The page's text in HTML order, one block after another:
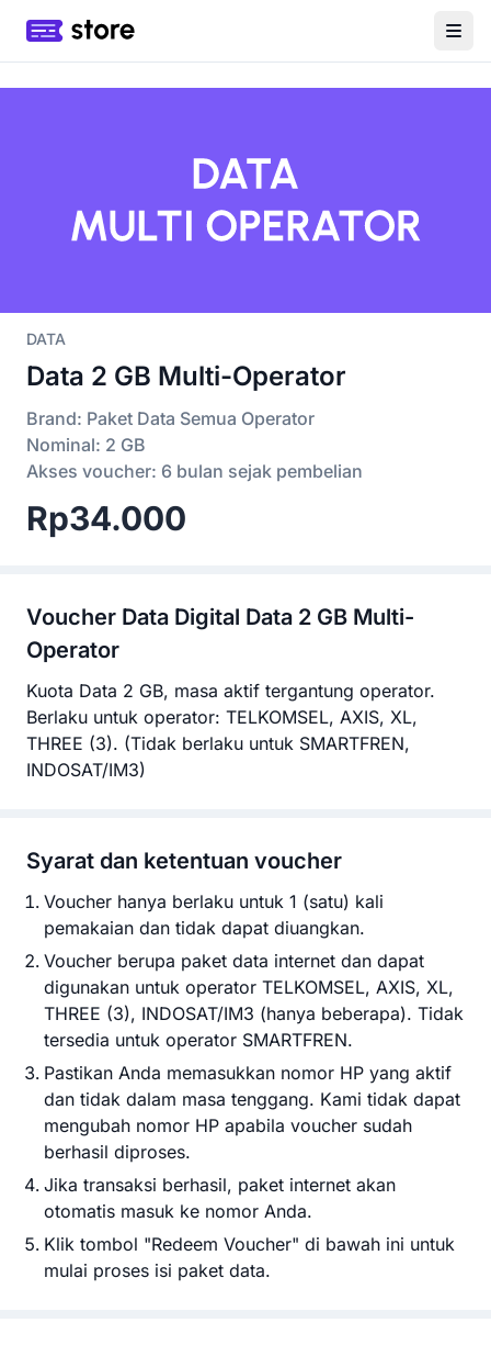
DATA
Data 2 GB Multi-Operator
Brand: Paket Data Semua Operator
Nominal: 2 GB
Akses voucher: 6 bulan sejak pembelian
Rp34.000
Voucher Data Digital Data 2 GB Multi-
Operator
Kuota Data 2 GB, masa aktif tergantung operator.
Berlaku untuk operator: TELKOMSEL, AXIS, XL,
THREE (3). (Tidak berlaku untuk SMARTFREN,
INDOSAT/IM3)
Syarat dan ketentuan voucher
Voucher hanya berlaku untuk 1 (satu) kali
pemakaian dan tidak dapat diuangkan.
Voucher berupa paket data internet dan dapat
digunakan untuk operator TELKOMSEL, AXIS, XL,
THREE (3), INDOSAT/IM3 (hanya beberapa). Tidak
tersedia untuk operator SMARTFREN.
Pastikan Anda memasukkan nomor HP yang aktif
dan tidak dalam masa tenggang. Kami tidak dapat
mengubah nomor HP apabila voucher sudah
berhasil diproses.
Jika transaksi berhasil, paket internet akan
otomatis masuk ke nomor Anda.
Klik tombol "Redeem Voucher" di bawah ini untuk
mulai proses isi paket data.